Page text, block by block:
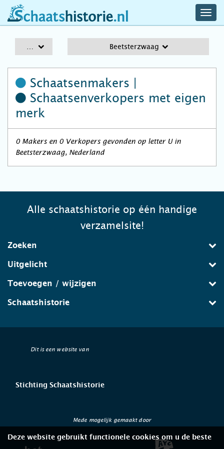
schaatshistorie.nl
Beetsterzwaag
Schaatsenmakers |
Schaatsenverkopers met eigen
merk
0 Makers en 0 Verkopers gevonden op letter U in
Beetsterzwaag, Nederland
Alle schaatshistorie op één handige
verzamelsite!
Zoeken
Uitgelicht
Toevoegen / wijzigen
Schaatshistorie
Dit is een website van
Stichting Schaatshistorie
Mede mogelijk gemaakt door
Deze website gebruikt functionele cookies om u de beste